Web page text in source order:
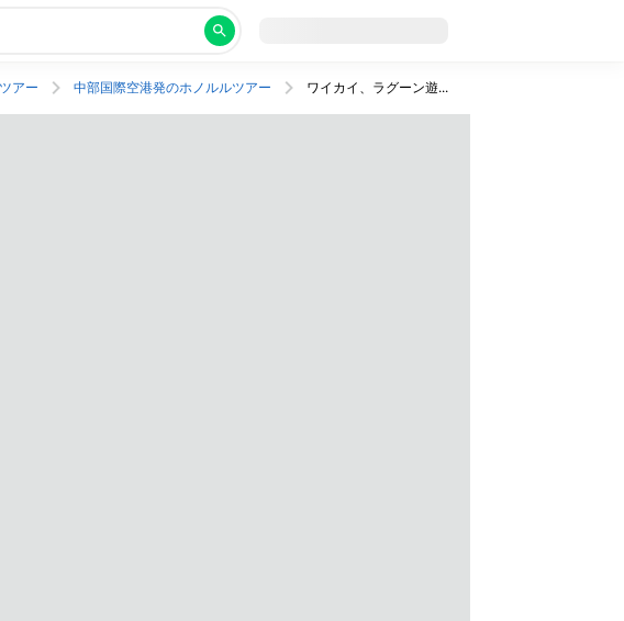
アー 中部国際空港発のホノルルツアー ワイカイ、ラグーン遊び放題！ビーチウォークすぐ＆全室スイートの好立地ホテル